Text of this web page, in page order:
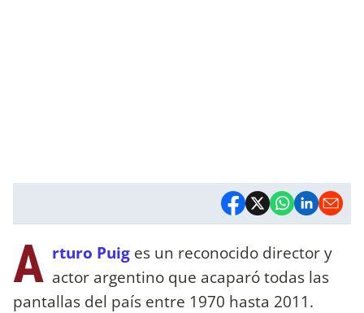
A rturo Puig es un reconocido director y
actor argentino que acaparó todas las
pantallas del país entre 1970 hasta 2011.